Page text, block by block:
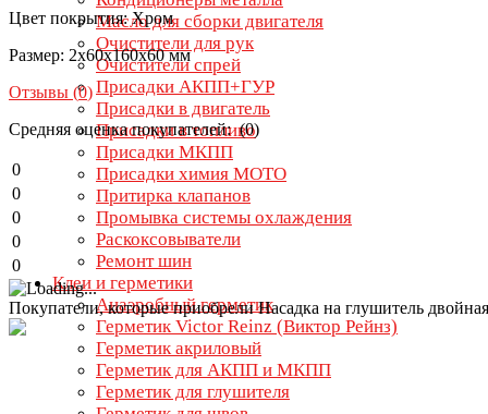
Масло для сборки двигателя
Очистители для рук
Очистители спрей
Присадки АКПП+ГУР
Присадки в двигатель
Присадки в топливо
Присадки МКПП
Присадки химия МОТО
Притирка клапанов
Промывка системы охлаждения
Раскоксовыватели
Ремонт шин
Клеи и герметики
Анаэробный герметик
Герметик Victor Reinz (Виктор Рейнз)
Герметик акриловый
Герметик для АКПП и МКПП
Герметик для глушителя
Цвет покрытия: Хром
Размер: 2x60х160х60 мм
Отзывы (0)
Средняя оценка покупателей: (0)
0
0
0
0
0
Покупатели, которые приобрели Насадка на глушитель